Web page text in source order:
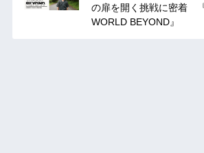
の扉を開く挑戦に密着
WORLD BEYOND』